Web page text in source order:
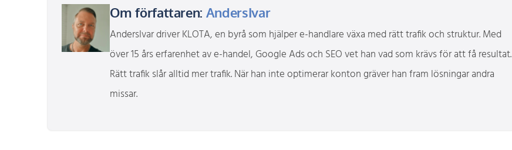
Om författaren: AndersIvar
AndersIvar driver KLOTA, en byrå som hjälper e-handlare växa med rätt trafik och struktur. Med
över 15 års erfarenhet av e-handel, Google Ads och SEO vet han vad som krävs för att få resultat.
Rätt trafik slår alltid mer trafik. När han inte optimerar konton gräver han fram lösningar andra
missar.